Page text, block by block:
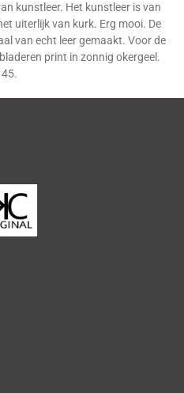
kunstleer. Het kunstleer is van
uiterlijk van kurk. Erg mooi. De
van echt leer gemaakt. Voor de
print in zonnig okergeel.